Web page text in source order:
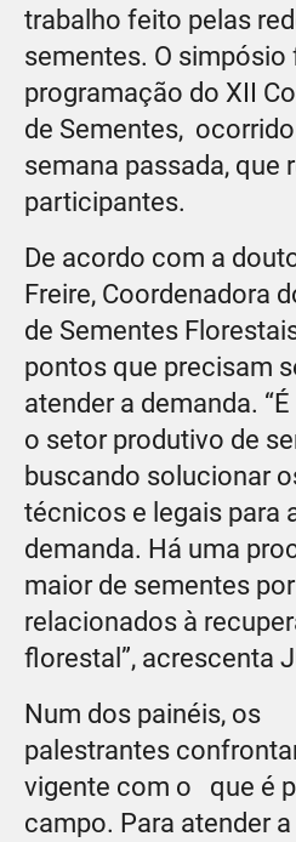
trabalho feito pelas
sementes. O simpósio
programação do XII
de Sementes,
semana passada, que
participantes.
De acordo com a
Freire, Coordenadora
de Sementes
pontos que precisam
atender a demanda.
o setor produtivo de
buscando solucionar
técnicos e legais para
demanda. Há uma
maior de sementes
relacionados à
florestal”, acrescenta
Num dos painéis, os
palestrantes
vigente com o que é
campo. Para atender